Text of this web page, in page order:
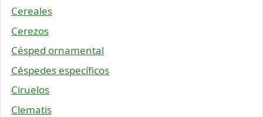
Cereales
Cerezos
Césped ornamental
Céspedes específicos
Ciruelos
Clematis